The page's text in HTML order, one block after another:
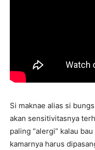
Si maknae alias si
akan sensitivitasnya
paling “alergi” kalau
kamarnya harus